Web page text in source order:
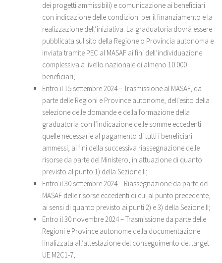
dei progetti ammissibili) e comunicazione ai beneficiari
con indicazione delle condizioni per il finanziamento e la
realizzazione dell’iniziativa. La graduatoria dovrà essere
pubblicata sul sito della Regione o Provincia autonoma e
inviata tramite PEC al MASAF ai fini dell’individuazione
complessiva a livello nazionale di almeno 10.000
beneficiari;
Entro il 15 settembre 2024 – Trasmissione al MASAF, da
parte delle Regioni e Province autonome, dell’esito della
selezione delle domande e della formazione della
graduatoria con l’indicazione delle somme eccedenti
quelle necessarie al pagamento di tutti i beneficiari
ammessi, ai fini della successiva riassegnazione delle
risorse da parte del Ministero, in attuazione di quanto
previsto al punto 1) della Sezione II;
Entro il 30 settembre 2024 – Riassegnazione da parte del
MASAF delle risorse eccedenti di cui al punto precedente,
ai sensi di quanto previsto ai punti 2) e 3) della Sezione II;
Entro il 30 novembre 2024 – Trasmissione da parte delle
Regioni e Province autonome della documentazione
finalizzata all’attestazione del conseguimento del target
UE M2C1-7;